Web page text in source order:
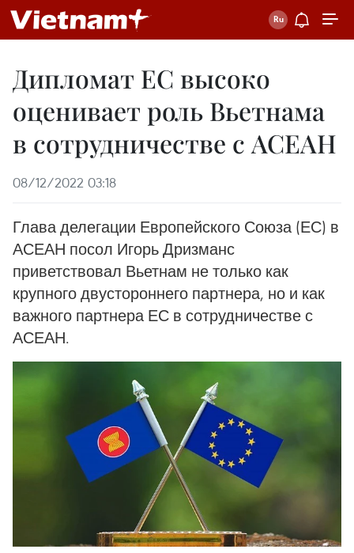
Дипломат ЕС высоко
оценивает роль Вьетнама
в сотрудничестве с АСЕАН
08/12/2022 03:18
Глава делегации Европейского Союза (ЕС) в
АСЕАН посол Игорь Дризманс
приветствовал Вьетнам не только как
крупного двустороннего партнера, но и как
важного партнера ЕС в сотрудничестве с
АСЕАН.